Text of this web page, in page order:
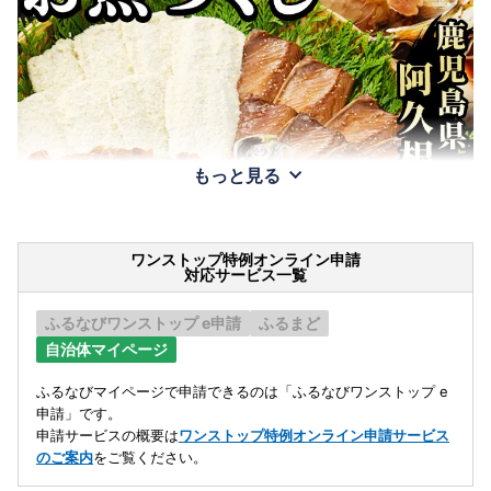
もっと見る
ワンストップ特例オンライン申請
対応サービス一覧
ふるなびワンストップ e申請
ふるまど
自治体マイページ
ふるなびマイページで申請できるのは「ふるなびワンストップ e
申請」です。
申請サービスの概要はワンストップ特例オンライン申請サービス
のご案内をご覧ください。